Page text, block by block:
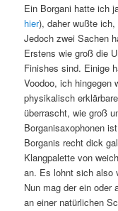
Ein Borgani hatte ich
hier), daher wußte
Jedoch zwei Sachen
Erstens wie groß die
Finishes sind. Einige
Voodoo, ich hingegen
physikalisch
überrascht, wie groß
Borganisaxophonen
Borganis recht dick
Klangpalette von
an. Es lohnt sich also
Nun mag der ein oder
an einer natürlichen